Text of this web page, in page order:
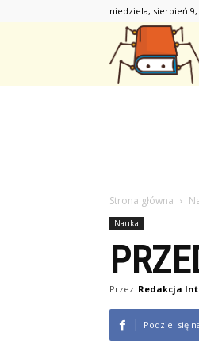
niedziela, sierpień 9,
Strona główna
Nauka
Przez Redakcja
Podziel się